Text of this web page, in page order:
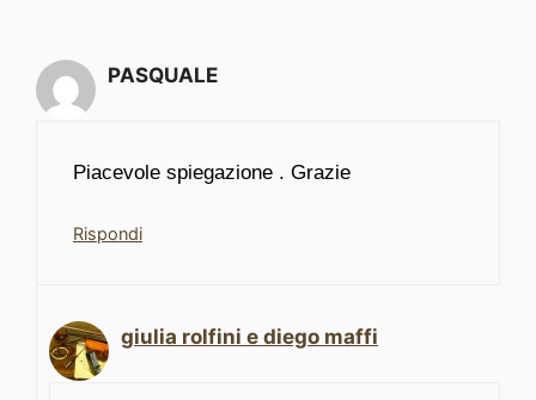
PASQUALE
Piacevole spiegazione . Grazie
Rispondi
giulia rolfini e diego maffi